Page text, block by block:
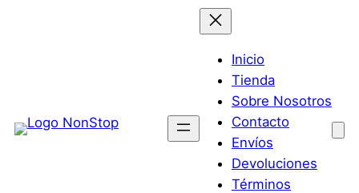
Inicio
Tienda
Sobre Nosotros
Contacto
Envíos
Devoluciones
Términos